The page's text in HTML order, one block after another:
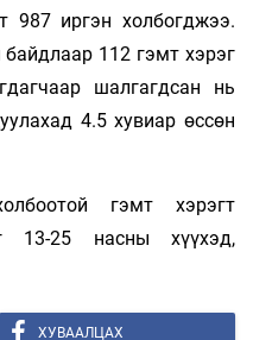
987 иргэн холбогджээ.
112 гэмт хэрэг
шалгагдсан нь
4.5 хувиар өссөн
гэмт хэрэгт
13-25 насны хүүхэд,
ХУВААЛЦАХ